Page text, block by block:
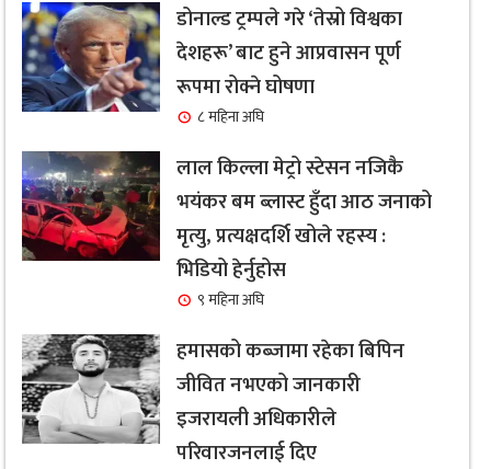
डोनाल्ड ट्रम्पले गरे ‘तेस्रो विश्वका
देशहरू’ बाट हुने आप्रवासन पूर्ण
रूपमा रोक्ने घोषणा
८ महिना अघि
लाल किल्ला मेट्रो स्टेसन नजिकै
भयंकर बम ब्लास्ट हुँदा आठ जनाको
मृत्यु, प्रत्यक्षदर्शि खोले रहस्य :
भिडियो हेर्नुहोस
९ महिना अघि
हमासको कब्जामा रहेका बिपिन
जीवित नभएको जानकारी
इजरायली अधिकारीले
परिवारजनलाई दिए